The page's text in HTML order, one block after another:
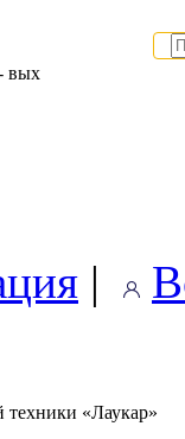
вых
|
техники «Лаукар»